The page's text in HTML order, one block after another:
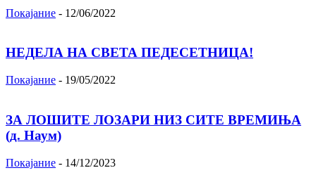
Покајание - 12/06/2022
НЕДЕЛА НА СВЕТА ПЕДЕСЕТНИЦА!
Покајание - 19/05/2022
ЗА ЛОШИТЕ ЛОЗАРИ НИЗ СИТЕ ВРЕМИЊА
(д. Наум)
Покајание - 14/12/2023